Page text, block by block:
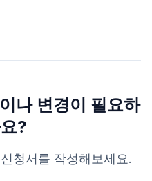
나 변경이 필요하
?
청서를 작성해보세요.